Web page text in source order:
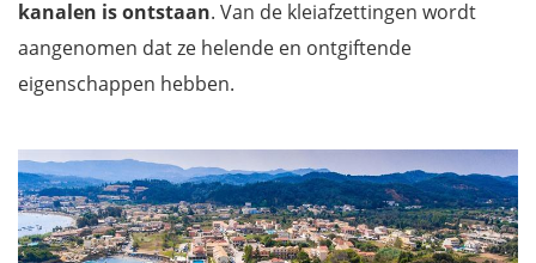
kanalen is ontstaan. Van de kleiafzettingen wordt
aangenomen dat ze helende en ontgiftende
eigenschappen hebben.